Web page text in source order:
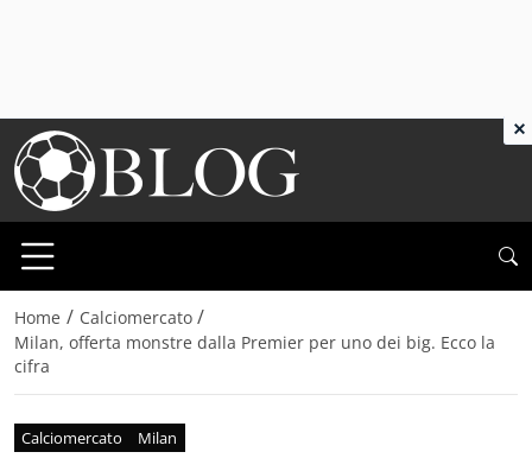
Home / Calciomercato /
Milan, offerta monstre dalla Premier per uno dei big. Ecco la
cifra
Calciomercato Milan
×